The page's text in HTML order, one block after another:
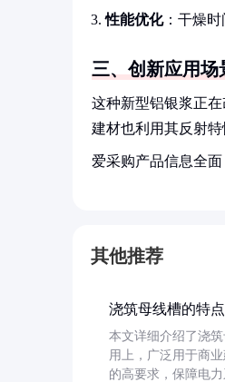
性能优化：干燥时
三、创新应用场
这种新型铝银浆正
建材也利用其反射
爱采购产品信息全
其他推荐
浇筑母线槽的特
本文详细介绍了浇
用上，广泛用于商
的高要求，保障电力